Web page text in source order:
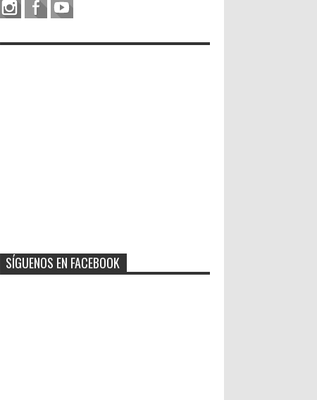
SÍGUENOS EN FACEBOOK